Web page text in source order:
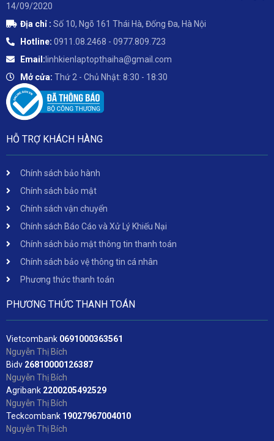
14/09/2020
Địa chỉ : Số 10, Ngõ 161 Thái Hà, Đống Đa, Hà Nội
Hotline: 0911.08.2468 - 0977.809.723
Email: linhkienlaptopthaiha@gmail.com
Mở cửa: Thứ 2 - Chủ Nhật: 8:30 - 18:30
HỖ TRỢ KHÁCH HÀNG
Chính sách bảo hành
Chính sách bảo mật
Chính sách vận chuyển
Chính sách Báo Cáo và Xử Lý Khiếu Nại
Chính sách bảo mật thông tin thanh toán
Chính sách bảo vệ thông tin cá nhân
Phương thức thanh toán
PHƯƠNG THỨC THANH TOÁN
Vietcombank 0691000363561
Nguyễn Thị Bích
Bidv 26810000126387
Nguyễn Thị Bích
Agribank 2200205492529
Nguyễn Thị Bích
Teckcombank 19027967004010
Nguyễn Thị Bích